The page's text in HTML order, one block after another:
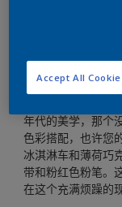
年代的美学，那个
色彩搭配，也许您
冰淇淋车和薄荷巧
带和粉红色粉笔。
在这个充满烦躁的
Accept All